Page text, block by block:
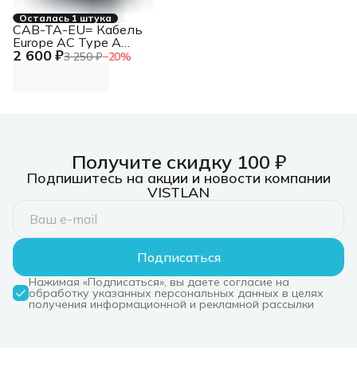
Осталась 1 штука
2 600 ₽3 250 ₽−20%
CAB-TA-EU= Кабель
Europe AC Type A
Power Cable
Получите скидку 100 ₽
Подпишитесь на акции и новости компании
VISTLAN
Подписаться
Нажимая «Подписаться», вы даете согласие на
обработку указанных персональных данных в целях
получения информационной и рекламной рассылки